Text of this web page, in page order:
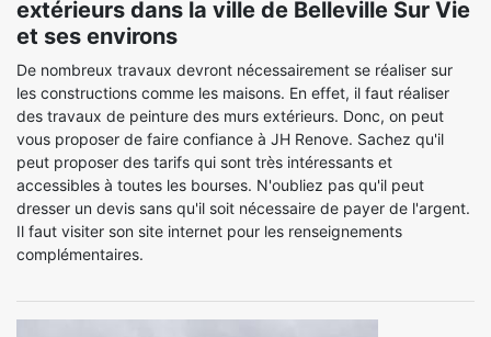
extérieurs dans la ville de Belleville Sur Vie
et ses environs
De nombreux travaux devront nécessairement se réaliser sur
les constructions comme les maisons. En effet, il faut réaliser
des travaux de peinture des murs extérieurs. Donc, on peut
vous proposer de faire confiance à JH Renove. Sachez qu'il
peut proposer des tarifs qui sont très intéressants et
accessibles à toutes les bourses. N'oubliez pas qu'il peut
dresser un devis sans qu'il soit nécessaire de payer de l'argent.
Il faut visiter son site internet pour les renseignements
complémentaires.